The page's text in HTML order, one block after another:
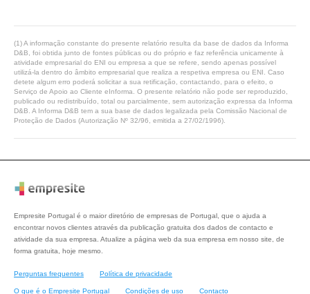
(1) A informação constante do presente relatório resulta da base de dados da Informa
D&B, foi obtida junto de fontes públicas ou do próprio e faz referência unicamente à
atividade empresarial do ENI ou empresa a que se refere, sendo apenas possível
utilizá-la dentro do âmbito empresarial que realiza a respetiva empresa ou ENI. Caso
detete algum erro poderá solicitar a sua retificação, contactando, para o efeito, o
Serviço de Apoio ao Cliente eInforma. O presente relatório não pode ser reproduzido,
publicado ou redistribuído, total ou parcialmente, sem autorização expressa da Informa
D&B. A Informa D&B tem a sua base de dados legalizada pela Comissão Nacional de
Proteção de Dados (Autorização Nº 32/96, emitida a 27/02/1996).
Empresite Portugal é o maior diretório de empresas de Portugal, que o ajuda a
encontrar novos clientes através da publicação gratuita dos dados de contacto e
atividade da sua empresa. Atualize a página web da sua empresa em nosso site, de
forma gratuita, hoje mesmo.
Perguntas frequentes Política de privacidade
O que é o Empresite Portugal Condições de uso Contacto